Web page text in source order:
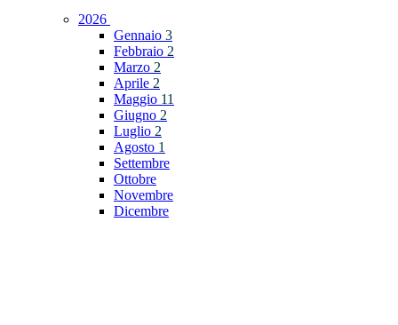
2026
Gennaio 3
Febbraio 2
Marzo 2
Aprile 2
Maggio 11
Giugno 2
Luglio 2
Agosto 1
Settembre
Ottobre
Novembre
Dicembre